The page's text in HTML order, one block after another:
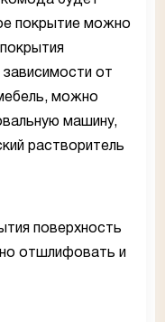
покрытие можно
от
можно
машину,
растворитель
поверхность
отшлифовать и